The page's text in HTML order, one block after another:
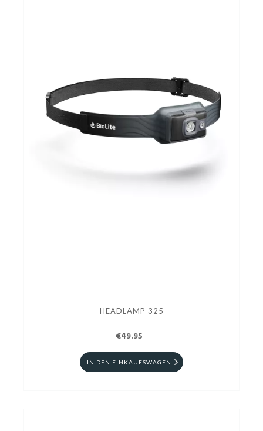
Gezonde levensstijl
HEADLAMP 325
€49.95
IN DEN EINKAUFSWAGEN